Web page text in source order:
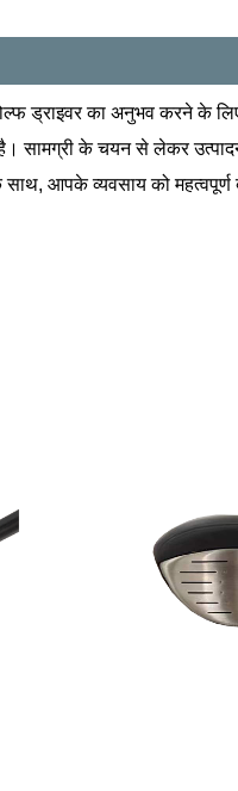
ड्राइवर का अनुभव करने के
सामग्री के चयन से लेकर
आपके व्यवसाय को महत्वपूर्ण